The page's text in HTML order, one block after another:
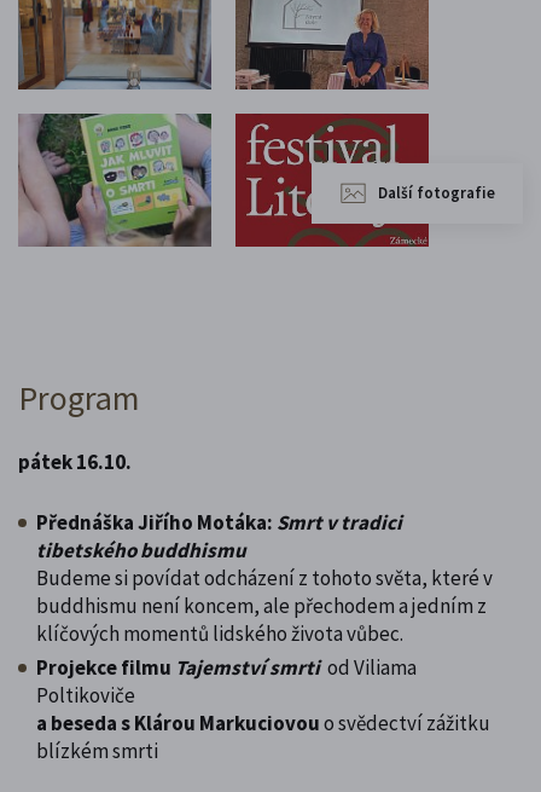
Další fotografie
Program
pátek 16.10.
Přednáška Jiřího Motáka: Smrt v tradici
tibetského buddhismu
Budeme si povídat odcházení z tohoto světa, které v
buddhismu není koncem, ale přechodem a jedním z
klíčových momentů lidského života vůbec.
Projekce filmu Tajemství smrti od Viliama
Poltikoviče
a beseda s Klárou Markuciovouo svědectví zážitku
blízkém smrti